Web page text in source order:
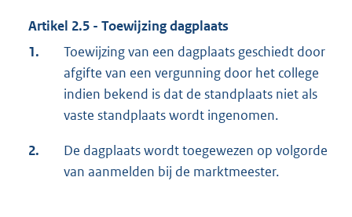
Artikel 2.5 - Toewijzing dagplaats
1.
Toewijzing van een dagplaats geschiedt door
afgifte van een vergunning door het college
indien bekend is dat de standplaats niet als
vaste standplaats wordt ingenomen.
2.
De dagplaats wordt toegewezen op volgorde
van aanmelden bij de marktmeester.